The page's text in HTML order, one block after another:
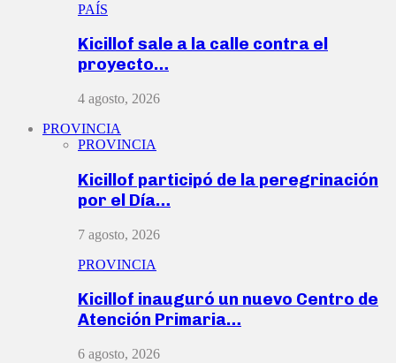
PAÍS
Kicillof sale a la calle contra el
proyecto…
4 agosto, 2026
PROVINCIA
PROVINCIA
Kicillof participó de la peregrinación
por el Día…
7 agosto, 2026
PROVINCIA
Kicillof inauguró un nuevo Centro de
Atención Primaria…
6 agosto, 2026